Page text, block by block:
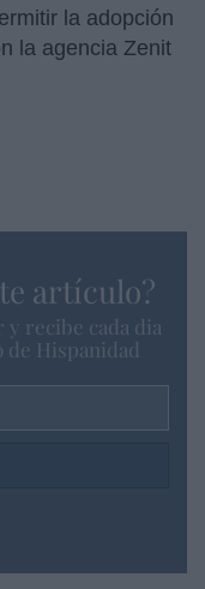
la adopción
la agencia Zenit
artículo?
recibe cada dia
de Hispanidad